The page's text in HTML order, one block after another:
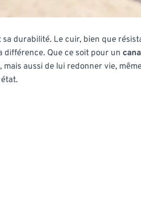
durabilité. Le cuir, bien que
différence. Que ce soit pour un
aussi de lui redonner vie,